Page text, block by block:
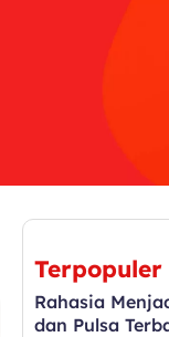
Terpopuler
Rahasia
dan Pulsa